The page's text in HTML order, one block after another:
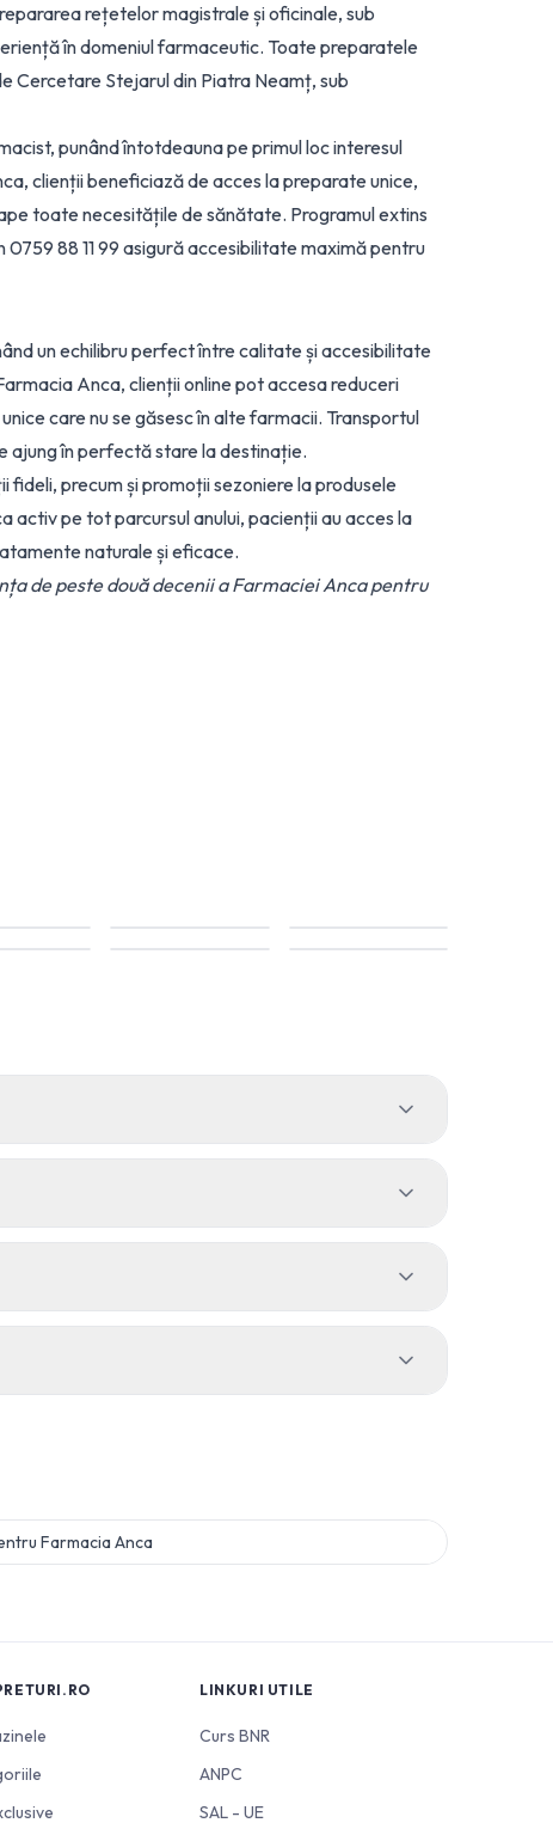
rețetelor magistrale și oficinale, sub
în domeniul farmaceutic. Toate preparatele
Cercetare Stejarul din Piatra Neamț, sub
punând întotdeauna pe primul loc interesul
clienții beneficiază de acces la preparate unice,
toate necesitățile de sănătate. Programul extins
88 11 99 asigură accesibilitate maximă pentru
un echilibru perfect între calitate și accesibilitate
Anca, clienții online pot accesa reduceri
care nu se găsesc în alte farmacii. Transportul
ajung în perfectă stare la destinație.
precum și promoții sezoniere la produsele
activ pe tot parcursul anului, pacienții au acces la
naturale și eficace.
de peste două decenii a Farmaciei Anca pentru
Farmacia Anca
LINKURI UTILE
Curs BNR
ANPC
SAL - UE